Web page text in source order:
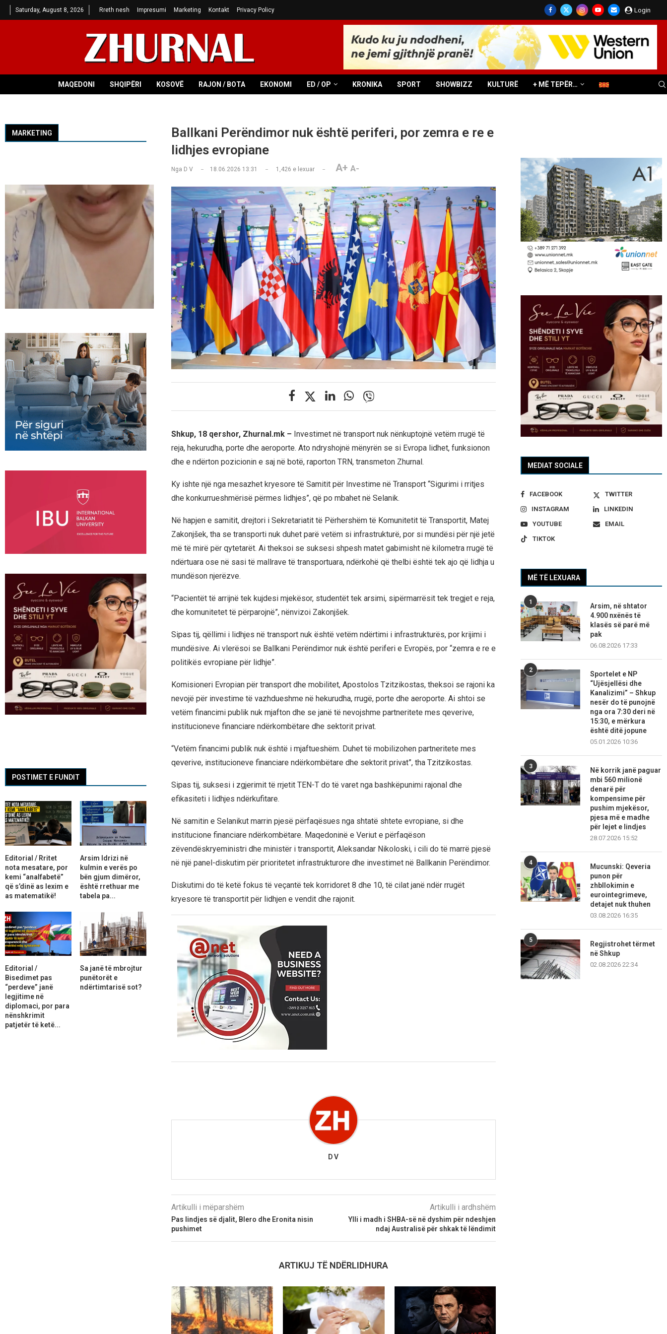
Saturday, August 8, 2026 Rreth nesh Impresumi Marketing Kontakt Privacy Policy Login
MAQEDONI SHQIPËRI KOSOVË RAJON / BOTA EKONOMI ED / OP KRONIKA SPORT SHOWBIZZ KULTURË + MË TEPËR…
Ballkani Perëndimor nuk është periferi, por zemra e re e
lidhjes evropiane
Nga D V 18.06.2026 13:31 1,426 e lexuar A+ A-
Shkup, 18 qershor, Zhurnal.mk – Investimet në transport nuk nënkuptojnë vetëm rrugë të
reja, hekurudha, porte dhe aeroporte. Ato ndryshojnë mënyrën se si Evropa lidhet, funksionon
dhe e ndërton pozicionin e saj në botë, raporton TRN, transmeton Zhurnal.
Ky ishte një nga mesazhet kryesore të Samitit për Investime në Transport “Sigurimi i rritjes
dhe konkurrueshmërisë përmes lidhjes”, që po mbahet në Selanik.
Në hapjen e samitit, drejtori i Sekretariatit të Përhershëm të Komunitetit të Transportit, Matej
Zakonjšek, tha se transporti nuk duhet parë vetëm si infrastrukturë, por si mundësi për një jetë
më të mirë për qytetarët. Ai theksoi se suksesi shpesh matet gabimisht në kilometra rrugë të
ndërtuara ose në sasi të mallrave të transportuara, ndërkohë që thelbi është tek ajo që lidhja u
mundëson njerëzve.
“Pacientët të arrijnë tek kujdesi mjekësor, studentët tek arsimi, sipërmarrësit tek tregjet e reja,
dhe komunitetet të përparojnë”, nënvizoi Zakonjšek.
Sipas tij, qëllimi i lidhjes në transport nuk është vetëm ndërtimi i infrastrukturës, por krijimi i
mundësive. Ai vlerësoi se Ballkani Perëndimor nuk është periferi e Evropës, por “zemra e re e
politikës evropiane për lidhje”.
Komisioneri Evropian për transport dhe mobilitet, Apostolos Tzitzikostas, theksoi se rajoni ka
nevojë për investime të vazhdueshme në hekurudha, rrugë, porte dhe aeroporte. Ai shtoi se
vetëm financimi publik nuk mjafton dhe se janë të nevojshme partneritete mes qeverive,
institucioneve financiare ndërkombëtare dhe sektorit privat.
“Vetëm financimi publik nuk është i mjaftueshëm. Duhet të mobilizohen partneritete mes
qeverive, institucioneve financiare ndërkombëtare dhe sektorit privat”, tha Tzitzikostas.
Sipas tij, suksesi i zgjerimit të rrjetit TEN-T do të varet nga bashkëpunimi rajonal dhe
efikasiteti i lidhjes ndërkufitare.
Në samitin e Selanikut marrin pjesë përfaqësues nga shtatë shtete evropiane, si dhe
institucione financiare ndërkombëtare. Maqedoninë e Veriut e përfaqëson
zëvendëskryeministri dhe ministër i transportit, Aleksandar Nikoloski, i cili do të marrë pjesë
në një panel-diskutim për prioritetet infrastrukturore dhe investimet në Ballkanin Perëndimor.
Diskutimi do të ketë fokus të veçantë tek korridoret 8 dhe 10, të cilat janë ndër rrugët
kryesore të transportit për lidhjen e vendit dhe rajonit.
D V
Artikulli i mëparshëm
Pas lindjes së djalit, Blero dhe Eronita nisin
pushimet
Artikulli i ardhshëm
Ylli i madh i SHBA-së në dyshim për ndeshjen
ndaj Australisë për shkak të lëndimit
ARTIKUJ TË NDËRLIDHURA
MEDIAT SOCIALE
FACEBOOK
TWITTER
INSTAGRAM
LINKEDIN
YOUTUBE
EMAIL
TIKTOK
MË TË LEXUARA
1
Arsim, në shtator
4.900 nxënës të
klasës së parë më
pak
06.08.2026 17:33
2
Sportelet e NP
“Ujësjellësi dhe
Kanalizimi” – Shkup
nesër do të punojnë
nga ora 7:30 deri në
15:30, e mërkura
është ditë jopune
05.01.2026 10:36
3
Në korrik janë paguar
mbi 560 milionë
denarë për
kompensime për
pushim mjekësor,
pjesa më e madhe
për lejet e lindjes
28.07.2026 15:52
4
Mucunski: Qeveria
punon për
zhbllokimin e
eurointegrimeve,
detajet nuk thuhen
03.08.2026 16:35
5
Regjistrohet tërmet
në Shkup
02.08.2026 22:34
MARKETING
POSTIMET E FUNDIT
Editorial / Rritet
nota mesatare, por
kemi “analfabetë”
që s’dinë as lexim e
as matematikë!
Arsim Idrizi në
kulmin e verës po
bën gjum dimëror,
është rrethuar me
tabela pa...
Editorial /
Bisedimet pas
“perdeve” janë
legjitime në
diplomaci, por para
nënshkrimit
patjetër të ketë...
Sa janë të mbrojtur
punëtorët e
ndërtimtarisë sot?